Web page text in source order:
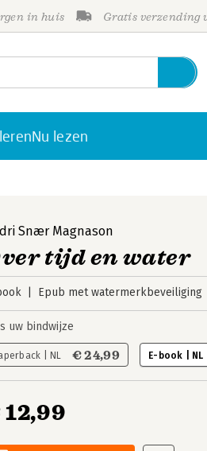
in huis Gratis verzending
Nu lezen
Snær Magnason
tijd en water
Epub met watermerkbeveiliging
uw bindwijze
| NL € 24,99 E-book | NL